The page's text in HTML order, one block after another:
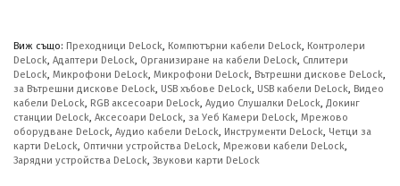
Виж също: Преходници DeLock, Компютърни кабели DeLock, Контролери
DeLock, Адаптери DeLock, Организиране на кабели DeLock, Сплитери
DeLock, Микрофони DeLock, Микрофони DeLock, Вътрешни дискове DeLock,
за Вътрешни дискове DeLock, USB хъбове DeLock, USB кабели DeLock, Видео
кабели DeLock, RGB аксесоари DeLock, Аудио Слушалки DeLock, Докинг
станции DeLock, Аксесоари DeLock, за Уеб Камери DeLock, Мрежово
оборудване DeLock, Аудио кабели DeLock, Инструменти DeLock, Четци за
карти DeLock, Оптични устройства DeLock, Мрежови кабели DeLock,
Зарядни устройства DeLock, Звукови карти DeLock